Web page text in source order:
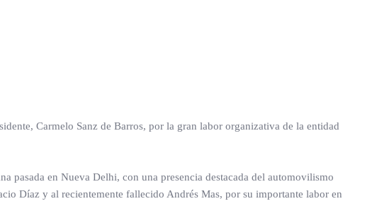
Carmelo Sanz de Barros, por la gran labor organizativa de la entidad
pasada en Nueva Delhi, con una presencia destacada del automovilismo
Díaz y al recientemente fallecido Andrés Mas, por su importante labor en